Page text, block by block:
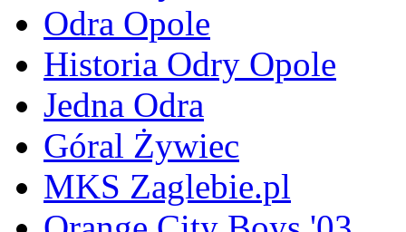
Odra Opole
Historia Odry Opole
Jedna Odra
Góral Żywiec
MKS Zaglebie.pl